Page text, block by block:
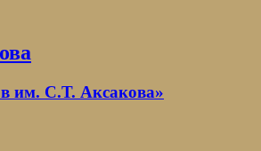
им. С.Т. Аксакова»